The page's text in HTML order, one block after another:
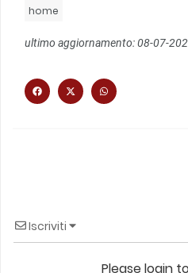
home
ultimo aggiornamento: 08-07-
Iscriviti
Please login